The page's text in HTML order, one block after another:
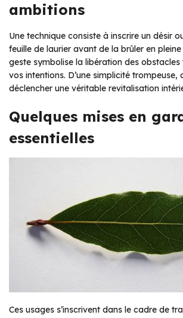
ambitions
Une technique consiste à inscrire un désir
feuille de laurier avant de la brûler en
geste symbolise la libération des
vos intentions. D’une simplicité
déclencher une véritable revitalisation
Quelques mises en
essentielles
Ces usages s’inscrivent dans le cadre de